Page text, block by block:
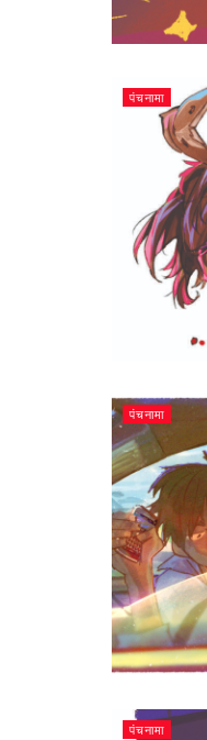
पंचनामा
पंचनामा
पंचनामा